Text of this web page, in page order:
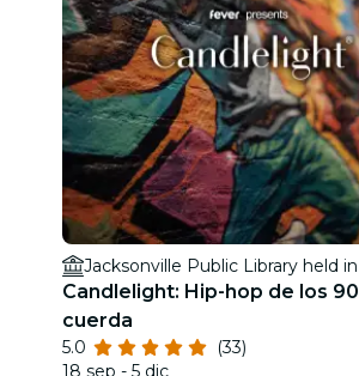
Candlelight: Hip-hop de los
cuerda
5.0
(33)
18 sep - 5 dic